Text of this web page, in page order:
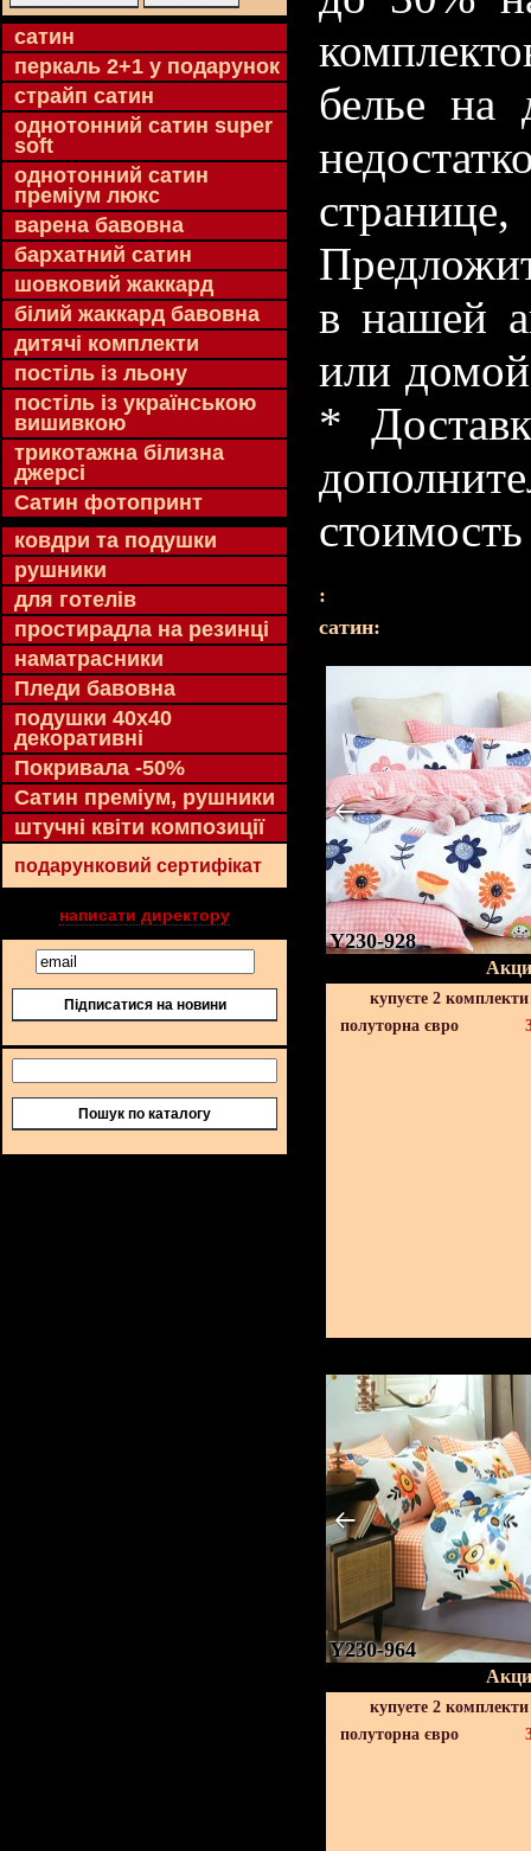
cатин
перкаль 2+1 у подарунок
страйп сатин
однотонний сатин super
soft
однотонний сатин
преміум люкс
варена бавовна
бархатний сатин
шовковий жаккард
білий жаккард бавовна
дитячі комплекти
постіль із льону
постіль із українською
вишивкою
трикотажна білизна
джерсі
Сатин фотопринт
ковдри та подушки
рушники
для готелів
простирадла на резинці
наматрасники
Пледи бавовна
подушки 40х40
декоративні
Покривала -50%
Сатин преміум, рушники
штучні квіти композиції
подарунковий сертифікат
написати директору
Підписатися на новини
Пошук по каталогу
белье на
в нашей
или
*
:
cатин:
Y230-928
купуєте 2
полуторна євро
Y230-964
купуете 2
полуторна євро